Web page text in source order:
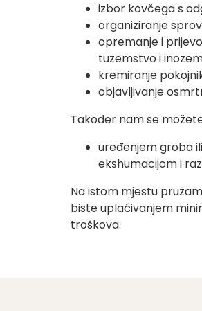
izbor kovčega s
organiziranje
opremanje i
tuzemstvo i
kremiranje
objavljivanje
Također nam se
uređenjem groba
ekshumacijom i
Na istom mjestu
biste uplaćivanjem
troškova.